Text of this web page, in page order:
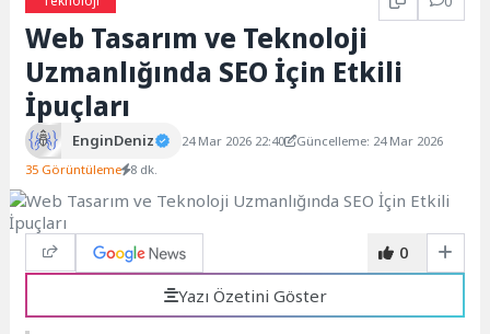
Web Tasarım ve Teknoloji
Uzmanlığında SEO İçin Etkili
İpuçları
EnginDeniz 24 Mar 2026 22:40
Güncelleme: 24 Mar 2026
35 Görüntüleme 8 dk.
0
Yazı Özetini Göster